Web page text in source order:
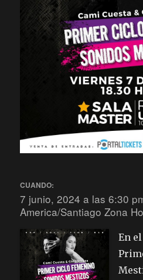
CUANDO:
7 junio, 2024 a las 6:30
America/Santiago Zona
En